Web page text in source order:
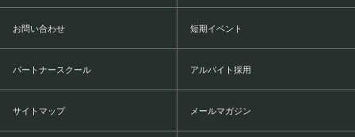
お問い合わせ 短期イベント
パートナースクール アルバイト採用
サイトマップ メールマガジン